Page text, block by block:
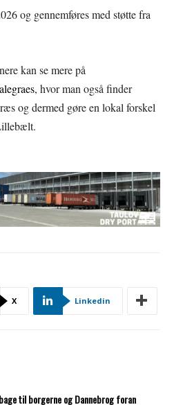
og gennemføres med støtte fra
kan se mere på
, hvor man også finder
og dermed gøre en lokal forskel
X Linkedin
til borgerne og Dannebrog foran